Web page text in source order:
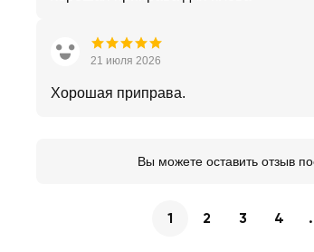
21 июля 2026
Хорошая приправа.
Вы можете оставить отзыв
1 2 3 4